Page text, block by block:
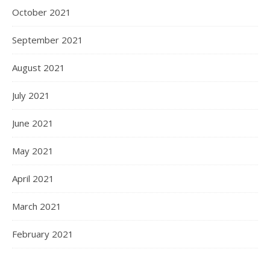
October 2021
September 2021
August 2021
July 2021
June 2021
May 2021
April 2021
March 2021
February 2021